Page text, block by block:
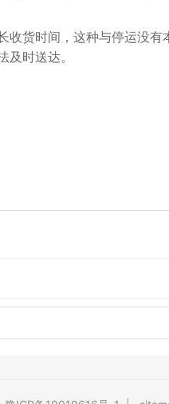
收货时间，这种与停运没有
时送达。